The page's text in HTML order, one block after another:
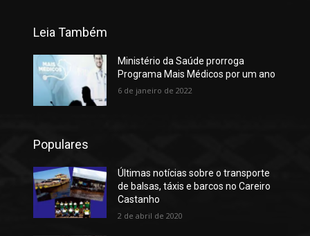
Leia Também
Ministério da Saúde prorroga
Programa Mais Médicos por um ano
6 de janeiro de 2022
Populares
Últimas notícias sobre o transporte
de balsas, táxis e barcos no Careiro
Castanho
2 de abril de 2020